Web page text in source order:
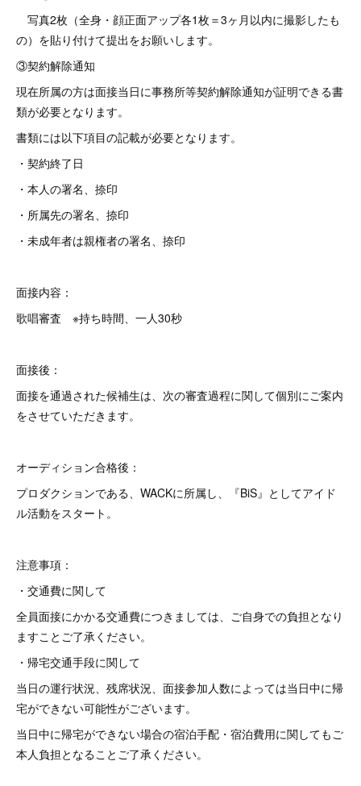
写真2枚（全身・顔正面アップ各1枚＝3ヶ月以内に撮影したも
の）を貼り付けて提出をお願いします。
③契約解除通知
現在所属の方は面接当日に事務所等契約解除通知が証明できる書
類が必要となります。
書類には以下項目の記載が必要となります。
・契約終了日
・本人の署名、捺印
・所属先の署名、捺印
・未成年者は親権者の署名、捺印
面接内容：
歌唱審査 ※持ち時間、一人30秒
面接後：
面接を通過された候補生は、次の審査過程に関して個別にご案内
をさせていただきます。
オーディション合格後：
プロダクションである、WACKに所属し、『BiS』としてアイド
ル活動をスタート。
注意事項：
・交通費に関して
全員面接にかかる交通費につきましては、ご自身での負担となり
ますことご了承ください。
・帰宅交通手段に関して
当日の運行状況、残席状況、面接参加人数によっては当日中に帰
宅ができない可能性がございます。
当日中に帰宅ができない場合の宿泊手配・宿泊費用に関してもご
本人負担となることご了承ください。